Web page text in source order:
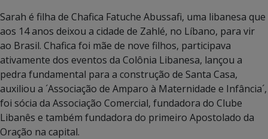
Sarah é filha de Chafica Fatuche Abussafi, uma libanesa que
aos 14 anos deixou a cidade de Zahlé, no Líbano, para vir
ao Brasil. Chafica foi mãe de nove filhos, participava
ativamente dos eventos da Colônia Libanesa, lançou a
pedra fundamental para a construção de Santa Casa,
auxiliou a ´Associação de Amparo à Maternidade e Infância´,
foi sócia da Associação Comercial, fundadora do Clube
Libanês e também fundadora do primeiro Apostolado da
Oração na capital.